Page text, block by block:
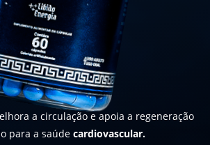
a circulação e apoia a regeneração
para a saúde cardiovascular.